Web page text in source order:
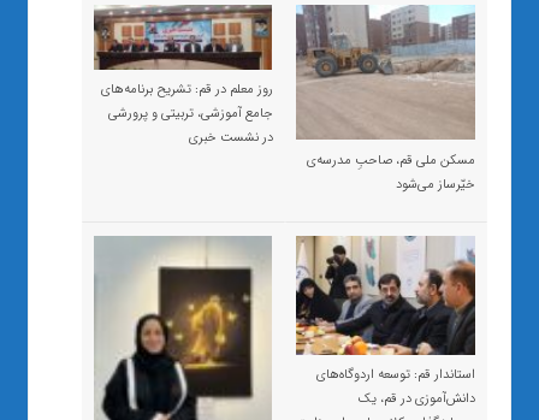
مسکن ملی قم، صاحبِ مدرسه‌ی
خیّرساز می‌شود
روز معلم در قم: تشریح برنامه‌های
جامع آموزشی، تربیتی و پرورشی
در نشست خبری
استاندار قم: توسعه اردوگاه‌های
دانش‌آموزی در قم، یک